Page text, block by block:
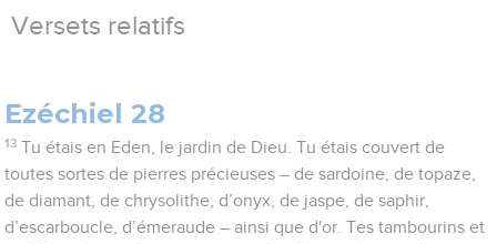
Versets relatifs
Ezéchiel 28
13 Tu étais en Eden, le jardin de Dieu. Tu étais couvert de
toutes sortes de pierres précieuses – de sardoine, de topaze,
de diamant, de chrysolithe, d’onyx, de jaspe, de saphir,
d’escarboucle, d’émeraude – ainsi que d'or. Tes tambourins et